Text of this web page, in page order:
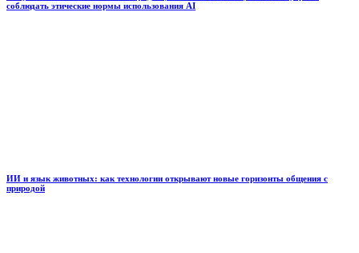
соблюдать этические нормы использования AI
ИИ и язык животных: как технологии открывают новые горизонты общения с
природой